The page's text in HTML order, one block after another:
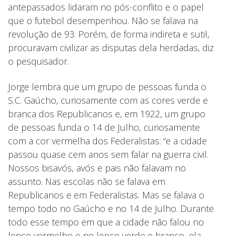
antepassados lidaram no pós-conflito e o papel
que o futebol desempenhou. Não se falava na
revolução de 93. Porém, de forma indireta e sutil,
procuravam civilizar as disputas dela herdadas, diz
o pesquisador.
Jorge lembra que um grupo de pessoas funda o
S.C. Gaúcho, curiosamente com as cores verde e
branca dos Republicanos e, em 1922, um grupo
de pessoas funda o 14 de Julho, curiosamente
com a cor vermelha dos Federalistas: “e a cidade
passou quase cem anos sem falar na guerra civil.
Nossos bisavós, avós e pais não falavam no
assunto. Nas escolas não se falava em
Republicanos e em Federalistas. Mas se falava o
tempo todo no Gaúcho e no 14 de Julho. Durante
todo esse tempo em que a cidade não falou no